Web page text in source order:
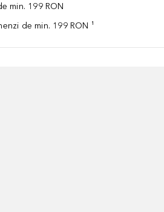
min. 199 RON
de min. 199 RON ¹